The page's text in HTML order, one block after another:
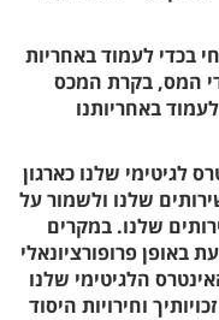
בכדי לעמוד באחריות
המס, בקרת המכס
באחריותנו
לגיטימי שלנו כארגון
שלנו ולשמור על
שלנו. במקרים
פרופורציונאלי
הלגיטימי שלנו
וחירויות היסוד